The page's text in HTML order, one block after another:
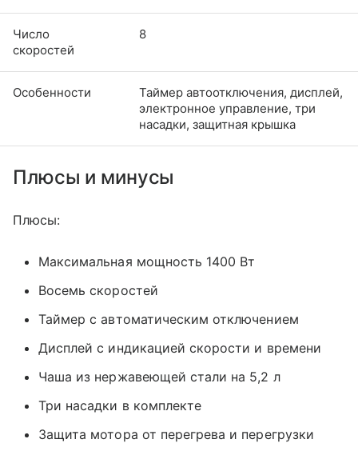
Число
скоростей
8
Особенности
Таймер автоотключения, дисплей,
электронное управление, три
насадки, защитная крышка
Плюсы и минусы
Плюсы:
Максимальная мощность 1400 Вт
Восемь скоростей
Таймер с автоматическим отключением
Дисплей с индикацией скорости и времени
Чаша из нержавеющей стали на 5,2 л
Три насадки в комплекте
Защита мотора от перегрева и перегрузки